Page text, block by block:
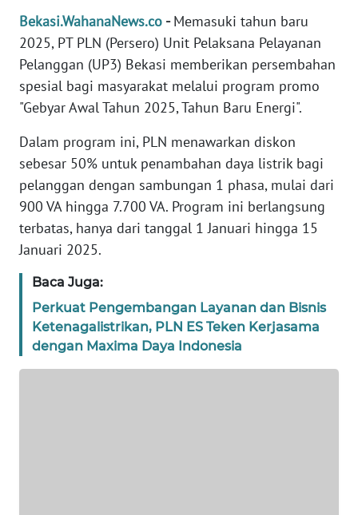
Bekasi.WahanaNews.co -Memasuki tahun baru
2025, PT PLN (Persero) Unit Pelaksana Pelayanan
Pelanggan (UP3) Bekasi memberikan persembahan
spesial bagi masyarakat melalui program promo
"Gebyar Awal Tahun 2025, Tahun Baru Energi".
Dalam program ini, PLN menawarkan diskon
sebesar 50% untuk penambahan daya listrik bagi
pelanggan dengan sambungan 1 phasa, mulai dari
900 VA hingga 7.700 VA. Program ini berlangsung
terbatas, hanya dari tanggal 1 Januari hingga 15
Januari 2025.
Baca Juga:
Perkuat Pengembangan Layanan dan Bisnis
Ketenagalistrikan, PLN ES Teken Kerjasama
dengan Maxima Daya Indonesia
REDAKSI
KARIR
DISCLAIMER
Wahana
News
Regional
WN
SUMUT
JAKARTA
WN
JABAR